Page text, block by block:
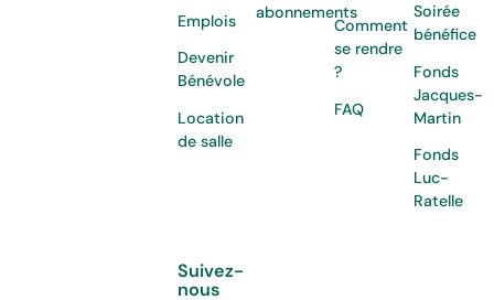
Emplois
Devenir
Bénévole
Location
de salle
abonnements
Comment
se rendre
?
FAQ
Soirée
bénéfice
Fonds
Jacques-
Martin
Fonds
Luc-
Ratelle
Suivez-
nous